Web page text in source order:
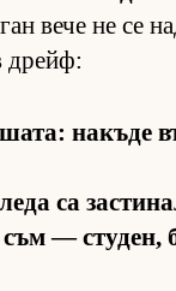
вече не се
дрейф:
на­къде
са
— сту­ден,